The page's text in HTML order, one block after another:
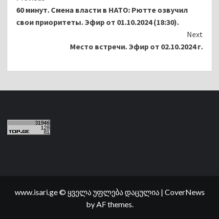
Reading
60 минут. Смена власти в НАТО: Рютте озвучил
свои приоритеты. Эфир от 01.10.2024 (18:30).
Next
Место встречи. Эфир от 02.10.2024 г.
www.isari.ge © ყველა უფლება დაცულია | CoverNews
by AF themes.